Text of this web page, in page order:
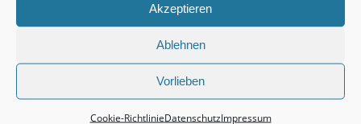
Akzeptieren
Ablehnen
Vorlieben
Cookie-RichtlinieDatenschutzImpressum
Grundstücke sind durchaus eine interessante Anschaffung.